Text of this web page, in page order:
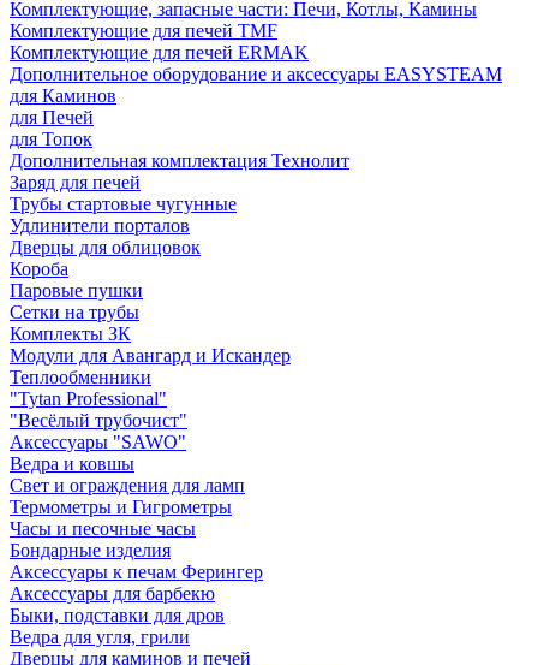
Комплектующие, запасные части: Печи, Котлы, Камины
Комплектующие для печей TMF
Комплектующие для печей ERMAK
Дополнительное оборудование и аксессуары EASYSTEAM
для Каминов
для Печей
для Топок
Дополнительная комплектация Технолит
Заряд для печей
Трубы стартовые чугунные
Удлинители порталов
Дверцы для облицовок
Короба
Паровые пушки
Сетки на трубы
Комплекты ЗК
Модули для Авангард и Искандер
Теплообменники
"Tytan Professional"
"Весёлый трубочист"
Аксессуары "SAWO"
Ведра и ковшы
Свет и ограждения для ламп
Термометры и Гигрометры
Часы и песочные часы
Бондарные изделия
Аксессуары к печам Ферингер
Аксессуары для барбекю
Быки, подставки для дров
Ведра для угля, грили
Дверцы для каминов и печей